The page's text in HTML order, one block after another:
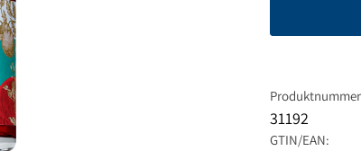
31192
GTIN/EAN: